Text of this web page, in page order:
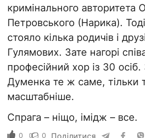
кримінального авторитета
Петровського (Нарика).
стояло кілька родичів і
Гулямових. Зате нагорі
професійний хор із 30
Думенка те ж саме, тільки
масштабніше.
Спрага – ніщо, імідж – все.
0 0